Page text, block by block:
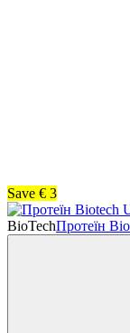
Save € 3
BioTechПротеїн